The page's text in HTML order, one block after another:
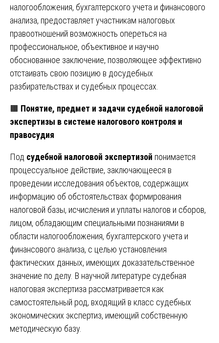
налогообложения, бухгалтерского учета и финансового
анализа, предоставляет участникам налоговых
правоотношений возможность опереться на
профессиональное, объективное и научно
обоснованное заключение, позволяющее эффективно
отстаивать свою позицию в досудебных
разбирательствах и судебных процессах.
🟧 Понятие, предмет и задачи судебной налоговой
экспертизы в системе налогового контроля и
правосудия
Под судебной налоговой экспертизой понимается
процессуальное действие, заключающееся в
проведении исследования объектов, содержащих
информацию об обстоятельствах формирования
налоговой базы, исчисления и уплаты налогов и сборов,
лицом, обладающим специальными познаниями в
области налогообложения, бухгалтерского учета и
финансового анализа, с целью установления
фактических данных, имеющих доказательственное
значение по делу. В научной литературе судебная
налоговая экспертиза рассматривается как
самостоятельный род, входящий в класс судебных
экономических экспертиз, имеющий собственную
методическую базу.